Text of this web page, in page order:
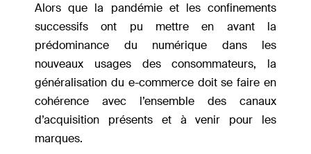
Alors que la pandémie et les confinements
successifs ont pu mettre en avant la
prédominance du numérique dans les
nouveaux usages des consommateurs, la
généralisation du e-commerce doit se faire en
cohérence avec l’ensemble des canaux
d’acquisition présents et à venir pour les
marques.